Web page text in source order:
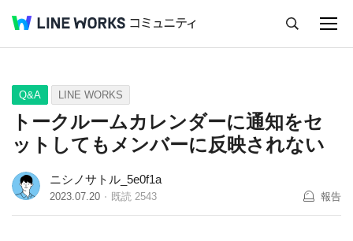
Q&A Tips Ideas
Q&A LINE WORKS
トークルームカレンダーに通知をセ
ットしてもメンバーに反映されない
ニシノサトル_5e0f1a
2023.07.20 既読 2543 報告